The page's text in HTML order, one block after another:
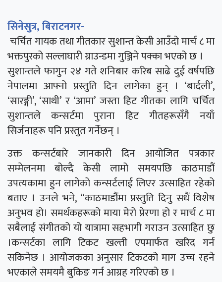
सिनेसुत्र, बिराटनगर-
चर्चित गायक तथा गीतकार सुशान्त केसी आउँदो मार्च ८ मा
भक्तपुरको सल्लाघारी ग्राउन्डमा गुञ्जिने पक्का भएको छ ।
सुशान्तले फागुन २४ गते शनिबार करिब साढे दुई वर्षपछि
नेपालमा आफ्नो प्रस्तुति दिन लागेका हुन् । ‘बार्दली’,
‘सारङ्गी’, ‘साथी’ र ‘आमा’ जस्ता हिट गीतका लागि चर्चित
सुशान्तले कन्सर्टमा पुराना हिट गीतहरूसँगै नयाँ
सिर्जनाहरू पनि प्रस्तुत गर्नेछन् ।
उक्त कन्सर्टबारे जानकारी दिन आयोजित पत्रकार
सम्मेलनमा बोल्दै केसी लामो समयपछि काठमाडौं
उपत्यकामा हुन लागेको कन्सर्टलाई लिएर उत्साहित रहेको
बताए । उनले भने, “काठमाडौंमा प्रस्तुति दिनु सधैं विशेष
अनुभव हो। समर्थकहरूको माया मेरो प्रेरणा हो र मार्च ८ मा
सबैलाई संगीतको यो यात्रामा सहभागी गराउन उत्साहित छु
।कन्सर्टका लागि टिकट खल्ती एपमार्फत खरिद गर्न
सकिनेछ । आयोजकका अनुसार टिकटको माग उच्च रहने
भएकाले समयमै बुकिङ गर्न आग्रह गरिएको छ ।